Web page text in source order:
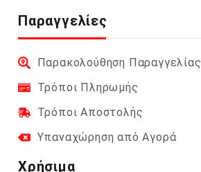
Παραγγελίες
Παρακολούθηση Παραγγελίας
Τρόποι Πληρωμής
Τρόποι Αποστολής
Υπαναχώρηση από Αγορά
Χρήσιμα